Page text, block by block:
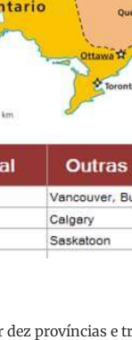
províncias e